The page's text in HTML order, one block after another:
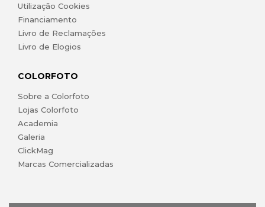
Utilização Cookies
Financiamento
Livro de Reclamações
Livro de Elogios
COLORFOTO
Sobre a Colorfoto
Lojas Colorfoto
Academia
Galeria
ClickMag
Marcas Comercializadas